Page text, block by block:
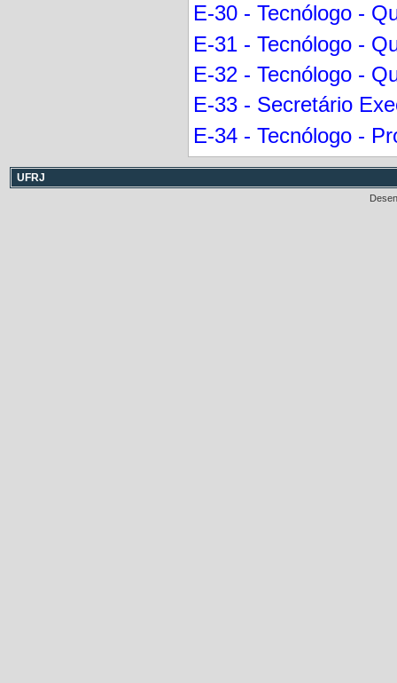
E-30 - Tecnólogo -
E-31 - Tecnólogo -
E-32 - Tecnólogo -
E-33 - Secretário
E-34 - Tecnólogo -
UFRJ